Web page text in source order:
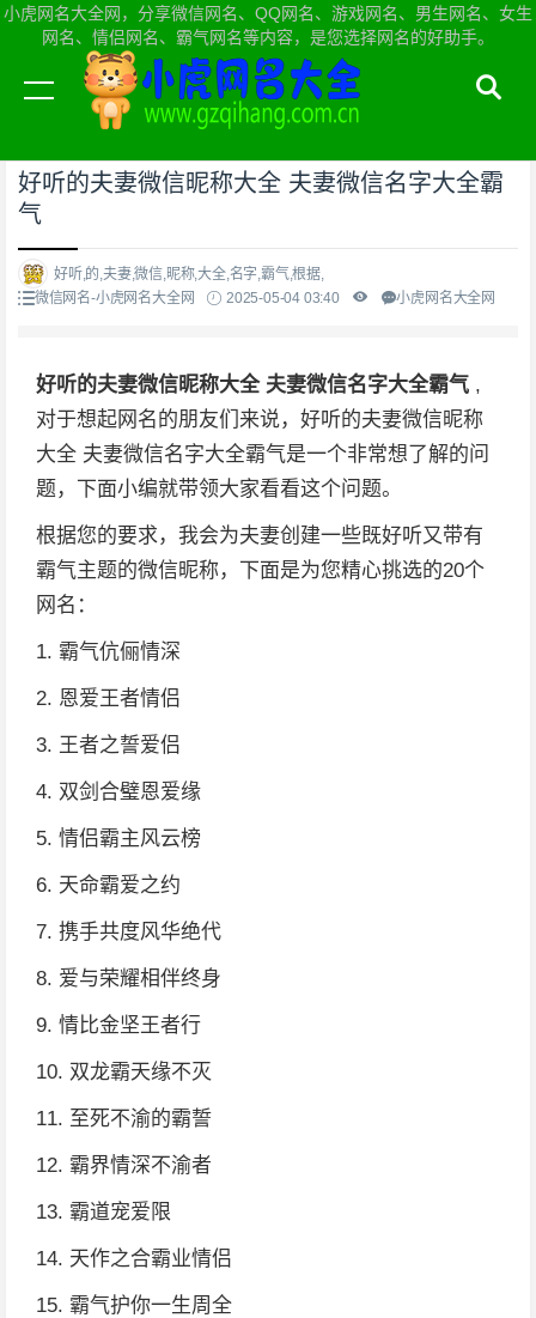
小虎网名大全网，分享微信网名、QQ网名、游戏网名、男生网名、女生
网名、情侣网名、霸气网名等内容，是您选择网名的好助手。
当前位置：小虎网名大全网首页>微信网名
好听的夫妻微信昵称大全 夫妻微信名字大全霸
气
好听,的,夫妻,微信,昵称,大全,名字,霸气,根据,
微信网名-小虎网名大全网
2025-05-04 03:40 小虎网名大全网
好听的夫妻微信昵称大全 夫妻微信名字大全霸气 ,
对于想起网名的朋友们来说，好听的夫妻微信昵称
大全 夫妻微信名字大全霸气是一个非常想了解的问
题，下面小编就带领大家看看这个问题。
根据您的要求，我会为夫妻创建一些既好听又带有
霸气主题的微信昵称，下面是为您精心挑选的20个
网名：
1. 霸气伉俪情深
2. 恩爱王者情侣
3. 王者之誓爱侣
4. 双剑合璧恩爱缘
5. 情侣霸主风云榜
6. 天命霸爱之约
7. 携手共度风华绝代
8. 爱与荣耀相伴终身
9. 情比金坚王者行
10. 双龙霸天缘不灭
11. 至死不渝的霸誓
12. 霸界情深不渝者
13. 霸道宠爱限
14. 天作之合霸业情侣
15. 霸气护你一生周全